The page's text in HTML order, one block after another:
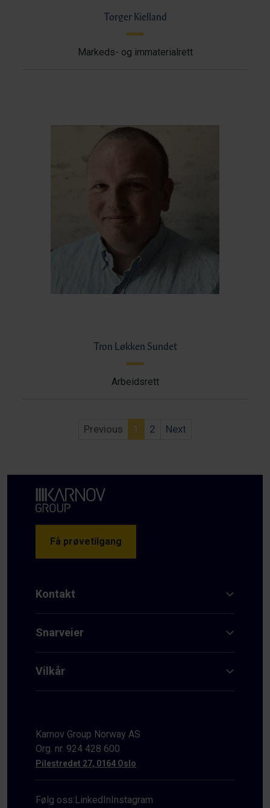
Torger Kielland
Markeds- og immaterialrett
Tron Løkken Sundet
Arbeidsrett
Previous 1 2 Next
Få prøvetilgang
Kontakt
Snarveier
Vilkår
Karnov Group Norway AS
Org. nr. 924 428 600
Pilestredet 27, 0164 Oslo
Følg oss:LinkedInInstagram